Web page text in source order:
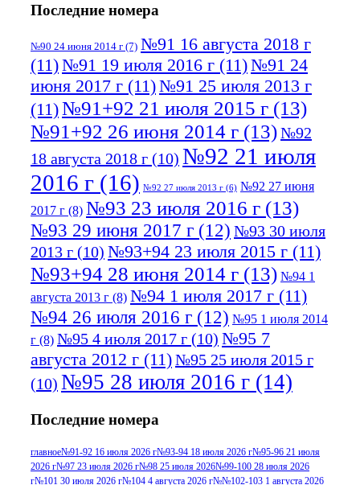
Последние номера
№90 24 июня 2014 г (7) №91 16 августа 2018 г
(11)№91 19 июля 2016 г (11)№91 24
июня 2017 г (11)№91 25 июля 2013 г
(11)№91+92 21 июля 2015 г (13)
№91+92 26 июня 2014 г (13)№92
18 августа 2018 г (10) №92 21 июля
2016 г (16) №92 27 июля 2013 г (6) №92 27 июня
2017 г (8) №93 23 июля 2016 г (13)
№93 29 июня 2017 г (12) №93 30 июля
2013 г (10) №93+94 23 июля 2015 г (11)
№93+94 28 июня 2014 г (13) №94 1
августа 2013 г (8) №94 1 июля 2017 г (11)
№94 26 июля 2016 г (12) №95 1 июля 2014
г (8) №95 4 июля 2017 г (10) №95 7
августа 2012 г (11)№95 25 июля 2015 г
(10) №95 28 июля 2016 г (14)
июля 2017 г(11)№96 9 августа 2012
г(13) №96 28 июля 2015 г(9) №96+97 3
июля 2014 г(10)№96+97 30 июля
Последние номера
главное№91-92 16 июля 2026 г№93-94 18 июля 2026 г№95-96 21 июля
2026 г№97 23 июля 2026 г№98 25 июля 2026№99-100 28 июля 2026
г№101 30 июля 2026 г№104 4 августа 2026 г№№102-103 1 августа 2026